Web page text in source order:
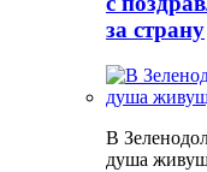
за страну
В
душа